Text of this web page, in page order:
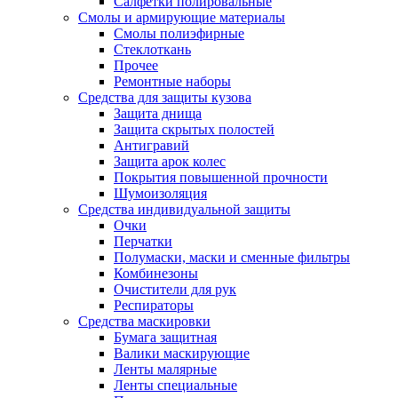
Смолы и армирующие материалы
Смолы полиэфирные
Стеклоткань
Прочее
Ремонтные наборы
Средства для защиты кузова
Защита днища
Защита скрытых полостей
Антигравий
Защита арок колес
Покрытия повышенной прочности
Шумоизоляция
Средства индивидуальной защиты
Очки
Перчатки
Полумаски, маски и сменные фильтры
Комбинезоны
Очистители для рук
Респираторы
Средства маскировки
Бумага защитная
Валики маскирующие
Ленты малярные
Ленты специальные